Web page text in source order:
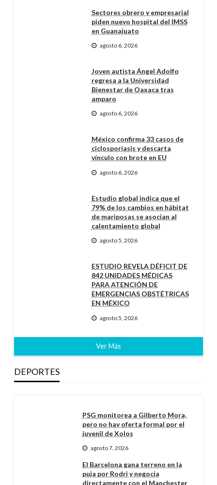
Sectores obrero y empresarial
piden nuevo hospital del IMSS
en Guanajuato
agosto 6, 2026
Joven autista Ángel Adolfo
regresa a la Universidad
Bienestar de Oaxaca tras
amparo
agosto 6, 2026
México confirma 33 casos de
ciclosporiasis y descarta
vínculo con brote en EU
agosto 6, 2026
Estudio global indica que el
79% de los cambios en hábitat
de mariposas se asocian al
calentamiento global
agosto 5, 2026
ESTUDIO REVELA DÉFICIT DE
842 UNIDADES MÉDICAS
PARA ATENCIÓN DE
EMERGENCIAS OBSTÉTRICAS
EN MÉXICO
agosto 5, 2026
Ver Más
DEPORTES
PSG monitorea a Gilberto Mora,
pero no hay oferta formal por el
juvenil de Xolos
agosto 7, 2026
El Barcelona gana terreno en la
puja por Rodri y negocia
directamente con el Manchester